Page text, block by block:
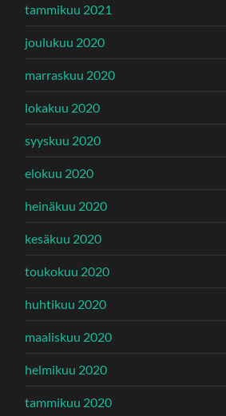
tammikuu 2021
joulukuu 2020
marraskuu 2020
lokakuu 2020
syyskuu 2020
elokuu 2020
heinäkuu 2020
kesäkuu 2020
toukokuu 2020
huhtikuu 2020
maaliskuu 2020
helmikuu 2020
tammikuu 2020